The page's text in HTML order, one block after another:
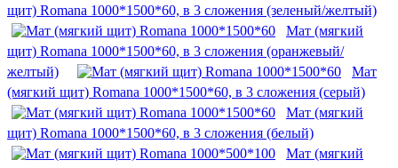
щит) Romana 1000*1500*60, в 3 сложения (зеленый/желтый)
Мат (мягкий
щит) Romana 1000*1500*60, в 3 сложения (оранжевый/
желтый)
Мат
(мягкий щит) Romana 1000*1500*60, в 3 сложения (серый)
Мат (мягкий
щит) Romana 1000*1500*60, в 3 сложения (белый)
Мат (мягкий